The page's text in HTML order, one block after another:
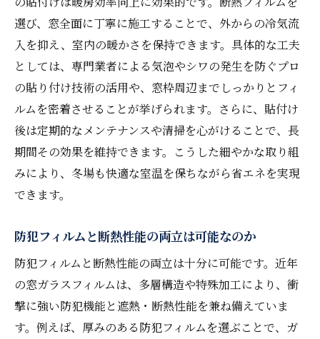
選び、窓全面に丁寧に施工することで、外からの冷気流
入を抑え、室内の暖かさを保持できます。具体的な工夫
としては、専門業者による気泡やシワの発生を防ぐプロ
の貼り付け技術の活用や、窓枠周辺までしっかりとフィ
ルムを密着させることが挙げられます。さらに、貼付け
後は定期的なメンテナンスや清掃を心がけることで、長
期間その効果を維持できます。こうした細やかな取り組
みにより、冬場も快適な室温を保ちながら省エネを実現
できます。
防犯フィルムと断熱性能の両立は可能なのか
防犯フィルムと断熱性能の両立は十分に可能です。近年
の窓ガラスフィルムは、多層構造や特殊加工により、衝
撃に強い防犯機能と遮熱・断熱性能を兼ね備えていま
す。例えば、厚みのある防犯フィルムを選ぶことで、ガ